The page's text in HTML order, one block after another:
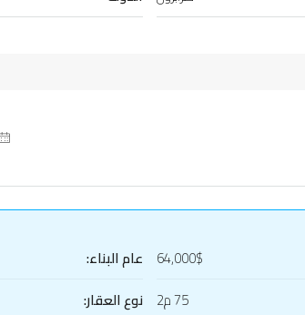
64,000$
75 م2
عام البناء:
نوع العقار: